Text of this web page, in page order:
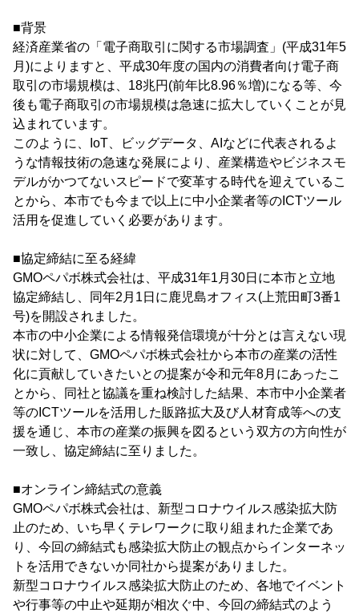
■背景
経済産業省の「電子商取引に関する市場調査」(平成31年5
月)によりますと、平成30年度の国内の消費者向け電子商
取引の市場規模は、18兆円(前年比8.96％増)になる等、今
後も電子商取引の市場規模は急速に拡大していくことが見
込まれています。
このように、IoT、ビッグデータ、AIなどに代表されるよ
うな情報技術の急速な発展により、産業構造やビジネスモ
デルがかつてないスピードで変革する時代を迎えているこ
とから、本市でも今まで以上に中小企業者等のICTツール
活用を促進していく必要があります。
■協定締結に至る経緯
GMOペパボ株式会社は、平成31年1月30日に本市と立地
協定締結し、同年2月1日に鹿児島オフィス(上荒田町3番1
号)を開設されました。
本市の中小企業による情報発信環境が十分とは言えない現
状に対して、GMOペパボ株式会社から本市の産業の活性
化に貢献していきたいとの提案が令和元年8月にあったこ
とから、同社と協議を重ね検討した結果、本市中小企業者
等のICTツールを活用した販路拡大及び人材育成等への支
援を通じ、本市の産業の振興を図るという双方の方向性が
一致し、協定締結に至りました。
■オンライン締結式の意義
GMOペパボ株式会社は、新型コロナウイルス感染拡大防
止のため、いち早くテレワークに取り組まれた企業であ
り、今回の締結式も感染拡大防止の観点からインターネッ
トを活用できないか同社から提案がありました。
新型コロナウイルス感染拡大防止のため、各地でイベント
や行事等の中止や延期が相次ぐ中、今回の締結式のよう